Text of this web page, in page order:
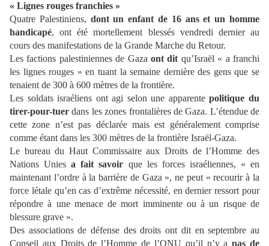
« Lignes rouges franchies »
Quatre Palestiniens, dont un enfant de 16 ans et un homme
handicapé, ont été mortellement blessés vendredi dernier au
cours des manifestations de la Grande Marche du Retour.
Les factions palestiniennes de Gaza ont dit qu’Israël « a franchi
les lignes rouges » en tuant la semaine dernière des gens que se
tenaient de 300 à 600 mètres de la frontière.
Les soldats israéliens ont agi selon une apparentepolitique du
tirer-pour-tuer dans les zones frontalières de Gaza. L’étendue de
cette zone n’est pas déclarée mais est généralement comprise
comme étant dans les 300 mètres de la frontière Israël-Gaza.
Le bureau du Haut Commissaire aux Droits de l’Homme des
Nations Uniesa fait savoir que les forces israéliennes, « en
maintenant l’ordre à la barrière de Gaza », ne peut « recourir à la
force létale qu’en cas d’extrême nécessité, en dernier ressort pour
répondre à une menace de mort imminente ou à un risque de
blessure grave ».
Des associations de défense des droits ont dit en septembre au
Conseil aux Droits de l’Homme de l’ONU qu’il n’y apas de